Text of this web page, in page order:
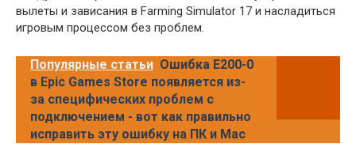
вылеты и зависания в Farming Simulator 17 и насладиться
игровым процессом без проблем.
Популярные статьи Ошибка E200-0
в Epic Games Store появляется из-
за специфических проблем с
подключением - вот как правильно
исправить эту ошибку на ПК и Mac